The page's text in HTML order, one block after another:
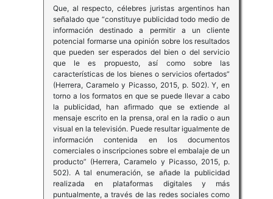
Que, al respecto, célebres juristas argentinos han
señalado que “constituye publicidad todo medio de
información destinado a permitir a un cliente
potencial formarse una opinión sobre los resultados
que pueden ser esperados del bien o del servicio
que le es propuesto, así como sobre las
características de los bienes o servicios ofertados”
(Herrera, Caramelo y Picasso, 2015, p. 502). Y, en
torno a los formatos en que se puede llevar a cabo
la publicidad, han afirmado que se extiende al
mensaje escrito en la prensa, oral en la radio o aun
visual en la televisión. Puede resultar igualmente de
información contenida en los documentos
comerciales o inscripciones sobre el embalaje de un
producto” (Herrera, Caramelo y Picasso, 2015, p.
502). A tal enumeración, se añade la publicidad
realizada en plataformas digitales y más
puntualmente, a través de las redes sociales como